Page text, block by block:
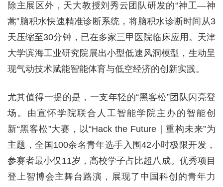
除主展区外，天大教授刘秀云团队研发的“神工—神
蒿”脑积水快速精准诊断系统，将脑积水诊断时间从3
天压缩至30分钟，已在多家三甲医院临床应用。天津
大学滨海工业研究院展出小型低速风洞模型，生动呈
现气动技术赋能智能体育与低空经济的创新实践。
尤其值得一提的是，一支年轻的“黑客松”团队闪亮登
场。由宣怀学院联合人工智能学院主办的智能创
新“黑客松”大赛，以“Hack the Future｜重构未来”为
主题，全国100余名青年选手入围42小时极限开发，
参赛者最小仅11岁，高校学子占比超八成。优秀项目
登上智博会主舞台路演，展现了中国科创的青年力